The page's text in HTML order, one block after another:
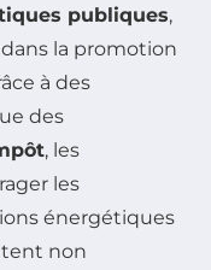
publiques,
la promotion
à des
des
, les
les
énergétiques
non